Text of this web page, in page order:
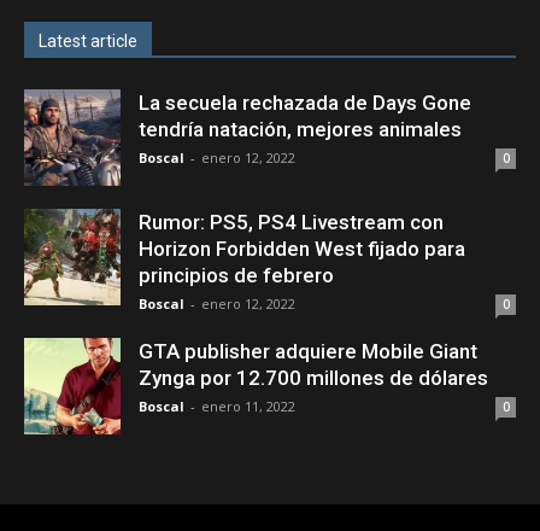
Latest article
La secuela rechazada de Days Gone
tendría natación, mejores animales
Boscal - enero 12, 2022 0
Rumor: PS5, PS4 Livestream con
Horizon Forbidden West fijado para
principios de febrero
Boscal - enero 12, 2022 0
GTA publisher adquiere Mobile Giant
Zynga por 12.700 millones de dólares
Boscal - enero 11, 2022 0